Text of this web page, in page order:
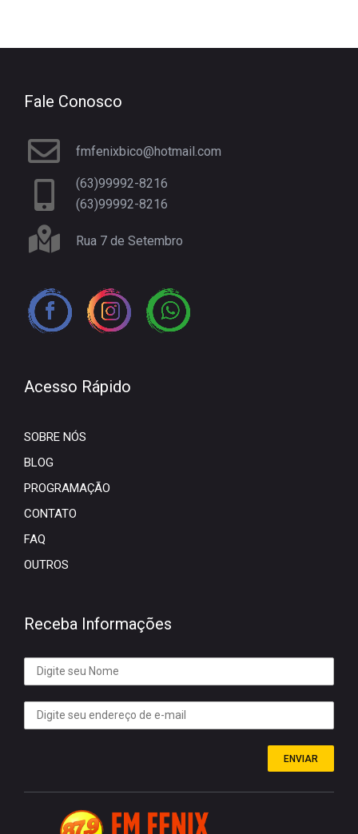
Fale Conosco
fmfenixbico@hotmail.com
(63)99992-8216
(63)99992-8216
Rua 7 de Setembro
Acesso Rápido
SOBRE NÓS
BLOG
PROGRAMAÇÃO
CONTATO
FAQ
OUTROS
Receba Informações
ENVIAR